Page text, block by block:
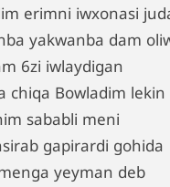
erimni iwxonasi
yakwanba dam
6zi iwlaydigan
chiqa Bowladim lekin
sababli meni
gapirardi gohida
yeyman deb